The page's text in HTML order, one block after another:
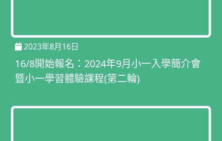
2023年8月16日
16/8開始報名：2024年9月小一入學簡介會
暨小一學習體驗課程(第二輪)